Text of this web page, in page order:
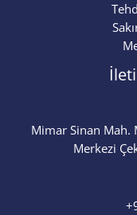
Mimar Sinan Mah.
Merkezi